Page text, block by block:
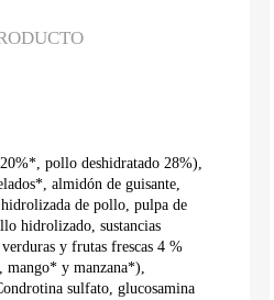
pollo deshidratado 28%),
almidón de guisante,
de pollo, pulpa de
hidrolizado, sustancias
y frutas frescas 4 %
mango* y manzana*),
sulfato, glucosamina